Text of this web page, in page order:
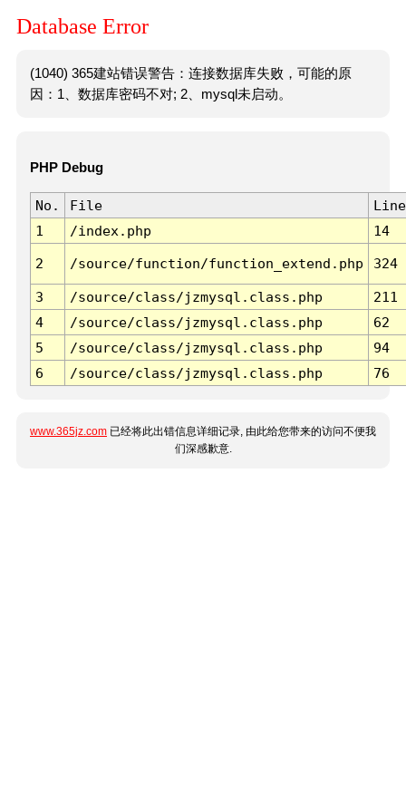
Database Error
(1040) 365建站错误警告：连接数据库失败，可能的原
因：1、数据库密码不对; 2、mysql未启动。
PHP Debug
No. File
Line
1
/index.php 14
2 /source/function/function_extend.php 324
3 /source/class/jzmysql.class.php
211
4
/source/class/jzmysql.class.php
62
5
/source/class/jzmysql.class.php
94
6
/source/class/jzmysql.class.php 76
www.365jz.com 已经将此出错信息详细记录, 由此给您带来的访问不便我
们深感歉意.